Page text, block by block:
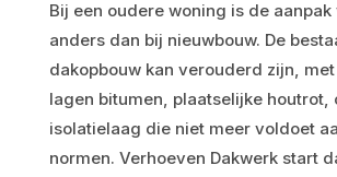
Bij een oudere woning is de
anders dan bij nieuwbouw. De
dakopbouw kan verouderd zijn,
lagen bitumen, plaatselijke houtrot,
isolatielaag die niet meer voldoet
normen. Verhoeven Dakwerk start